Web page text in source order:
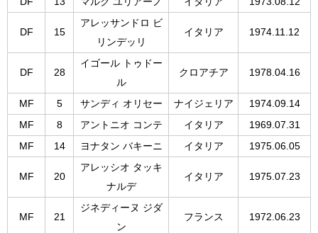
DF 15
アレッサンドロ ビ
リンデッリ
イタリア 1974.11.12
DF 28
イゴール トゥドー
ル
クロアチア 1978.04.16
MF 5 サンディ オリセー ナイジェリア
1974.09.14
MF
8 アントニオ コンテ イタリア
1969.07.31
MF
14 ヨナタン バキーニ イタリア 1975.06.05
MF 20
アレッシオ タッキ
ナルデ
イタリア 1975.07.23
MF 21
ジネディーヌ ジダ
ン
フランス 1972.06.23